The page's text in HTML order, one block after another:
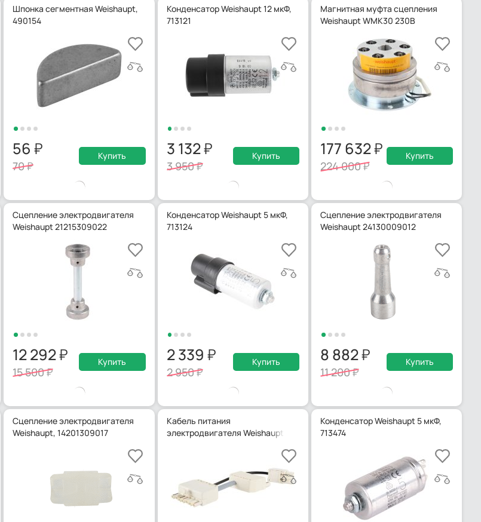
Шпонка сегментная Weishaupt,
490154
56
70
Купить
Конденсатор Weishaupt 12 мкФ,
713121
3 132
3 950
Купить
Магнитная муфта сцепления
Weishaupt WMK30 230В
177 632
224 000
Купить
Сцепление электродвигателя
Weishaupt 21215309022
12 292
15 500
Купить
Конденсатор Weishaupt 5 мкФ,
713124
2 339
2 950
Купить
Сцепление электродвигателя
Weishaupt 24130009012
8 882
11 200
Купить
Сцепление электродвигателя
Weishaupt, 14201309017
Кабель питания
электродвигателя Weishaupt, 23011012482
Конденсатор Weishaupt 5 мкФ,
713474